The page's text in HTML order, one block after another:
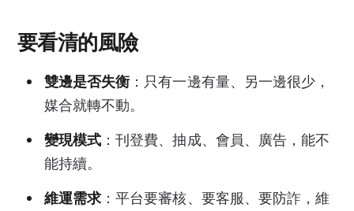
要看清的風險
雙邊是否失衡 ：只有一邊有量、另一邊很少，
媒合就轉不動。
變現模式 ：刊登費、抽成、會員、廣告，能不
能持續。
維運需求 ：平台要審核、要客服、要防詐，維